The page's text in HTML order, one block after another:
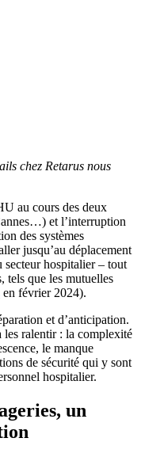
chez Retarus nous
au cours des deux
et l’interruption
des systèmes
jusqu’au déplacement
hospitalier – tout
tels que les mutuelles
en février 2024).
et d’anticipation.
les ralentir : la complexité
le manque
de sécurité qui y sont
hospitalier.
un